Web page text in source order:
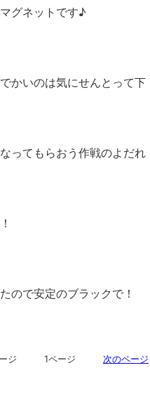
グネットです♪
かいのは気にせんとって下
ってもらおう作戦のよだれ
ので安定のブラックで！
ージ 1ページ 次のページ